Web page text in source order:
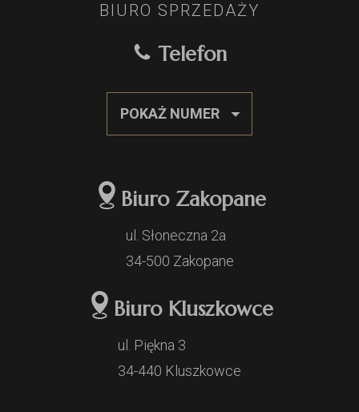
BIURO SPRZEDAŻY
Telefon
POKAŻ NUMER
Biuro Zakopane
ul. Słoneczna 2a
34-500 Zakopane
Biuro Kluszkowce
ul. Piękna 3
34-440 Kluszkowce